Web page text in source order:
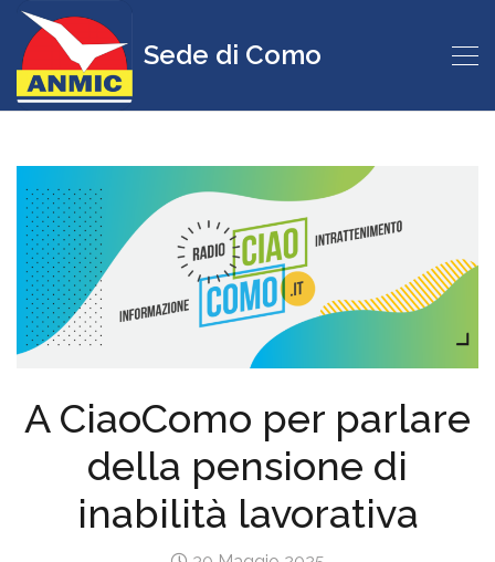
Sede di Como
A CiaoComo per parlare
della pensione di
inabilità lavorativa